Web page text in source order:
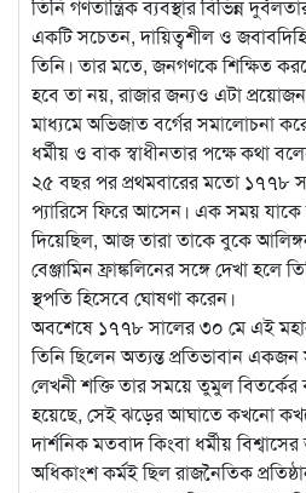
তিনি গণতান্ত্রিক ব্যবস্থার বিভিন্ন
একটি সচেতন, দায়িত্বশীল ও
তিনি। তার মতে, জনগণকে শিক্ষিত
হবে তা নয়, রাজার জন্যও এটা
মাধ্যমে অভিজাত বর্গের সমালোচনা
ধর্মীয় ও বাক স্বাধীনতার পক্ষে কথা
২৫ বছর পর প্রথমবারের মতো ১৭৭৮
প্যারিসে ফিরে আসেন। এক সময় যাকে
দিয়েছিল, আজ তারা তাকে বুকে
বেঞ্জামিন ফ্রাঙ্কলিনের সঙ্গে দেখা
স্থপতি হিসেবে ঘোষণা করেন।
অবশেষে ১৭৭৮ সালের ৩০ মে এই মহান
তিনি ছিলেন অত্যন্ত প্রতিভাবান একজন
লেখনী শক্তি তার সময়ে তুমুল
হয়েছে, সেই ঝড়ের আঘাতে কখনো
দার্শনিক মতবাদ কিংবা ধর্মীয়
অধিকাংশ কর্মই ছিল রাজনৈতিক